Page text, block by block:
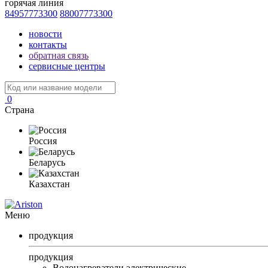
горячая линия
84957773300 88007773300
новости
контакты
обратная связь
сервисные центры
0
Страна
Россия
Беларусь
Казахстан
Меню
продукция
продукция